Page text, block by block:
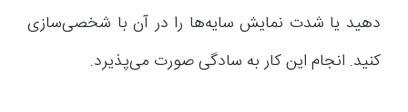
دهید یا شدت نمایش سایه‌ها را در آن با شخصی‌سازی
کنید. انجام این کار به سادگی صورت می‌پذیرد.